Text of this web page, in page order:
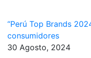
“Perú Top Brands
consumidores
30 Agosto, 2024